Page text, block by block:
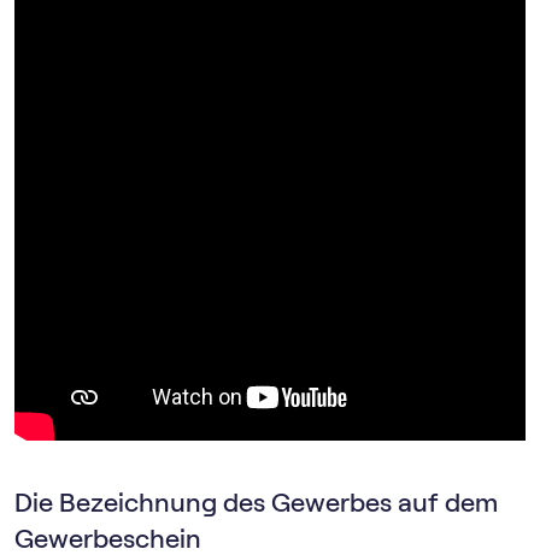
Die Bezeichnung des Gewerbes auf dem
Gewerbeschein